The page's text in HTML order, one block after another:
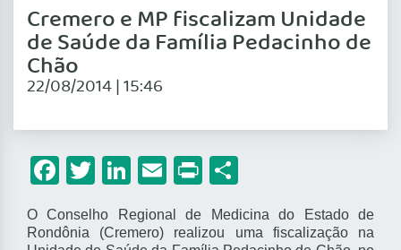
Cremero e MP fiscalizam Unidade
de Saúde da Família Pedacinho de
Chão
22/08/2014 | 15:46
Facebook
Twitter
LinkedIn
Email
Print
O Conselho Regional de Medicina do Estado de
Rondônia (Cremero) realizou uma fiscalização na